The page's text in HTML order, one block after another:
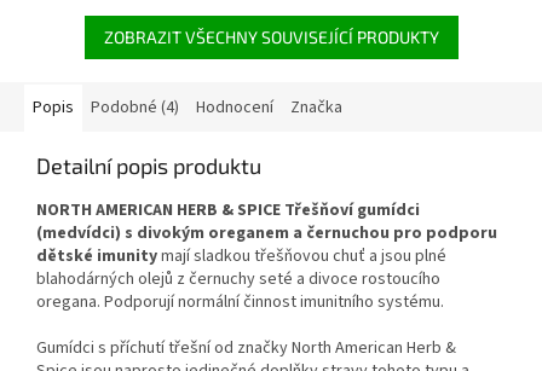
). Tato unikátní směs
kombinuje sílu tří odrůd macy
(černé, červenofialové a žluté) v
šetrnému procesu gelatinizace
dostupný. Kapsle v
kvalitě poskytují účinnounon-
toxic podporupro hormonální
rovnováhu, sexualitu, plodnost,
duševní zdraví a zvládání
fyzického i psychického
vyčerpání.
z květů unikátního keře balmínu
metlatého (Leptospermum
scoparium). Vyniká svou
kořeněnou a lehce mátovou
antivirové a regenerační
vlastnosti. Bez pesticidů, aditiv
a přidaných cukrů.
ZOBRAZIT VŠECHNY SOUVISEJÍCÍ PRODUKTY
Popis Podobné (4) Hodnocení Značka
Detailní popis produktu
NORTH AMERICAN HERB & SPICE Třešňoví gumídci
(medvídci) s divokým oreganem a černuchou pro podporu
dětské imunitymají sladkou třešňovou chuť a jsou plné
blahodárných olejů z černuchy seté a divoce rostoucího
oregana. Podporují normální činnost imunitního systému.
Gumídci s příchutí třešní od značky North American Herb &